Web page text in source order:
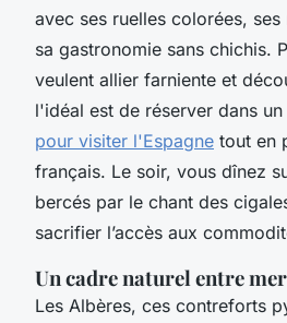
avec ses ruelles colorées, ses
sa gastronomie sans chichis.
veulent allier farniente et
l'idéal est de réserver dans un
pour visiter l'Espagne tout en
français. Le soir, vous dînez
bercés par le chant des
sacrifier l’accès aux
Un cadre naturel entre
Les Albères, ces contreforts